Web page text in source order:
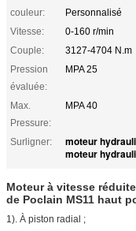
couleur:
Personnalisé
Vitesse:
0-160 r/min
Couple:
3127-4704 N.m
Pression
évaluée:
MPA 25
Max.
Pressure:
MPA 40
Surligner: moteur
moteur
Moteur à vitesse
de Poclain MS11 haut
1). À piston radial ;